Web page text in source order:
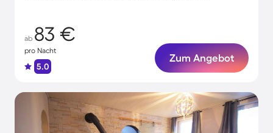
ab 83 €
pro Nacht
5.0
Zum Angebot